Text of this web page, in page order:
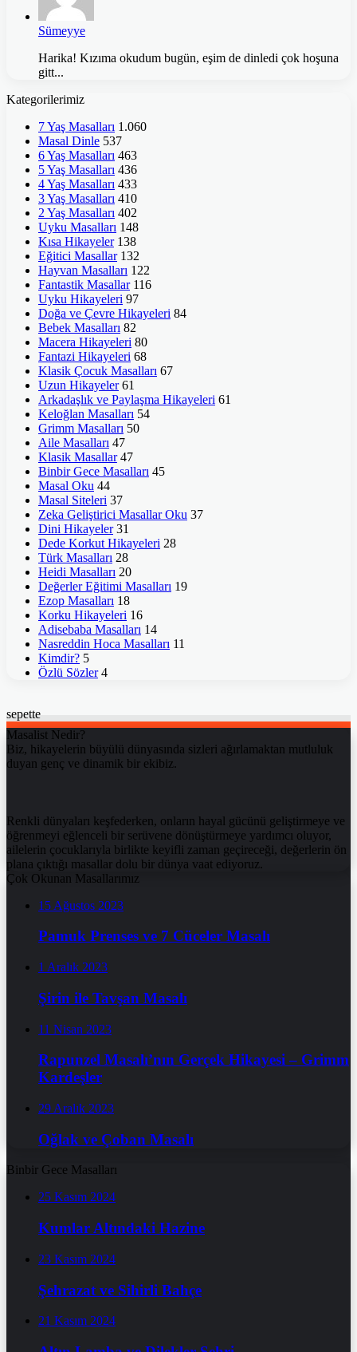
Sümeyye
Harika! Kızıma okudum bugün, eşim de dinledi çok hoşuna
gitt...
Kategorilerimiz
7 Yaş Masalları 1.060
Masal Dinle 537
6 Yaş Masalları 463
5 Yaş Masalları 436
4 Yaş Masalları 433
3 Yaş Masalları 410
2 Yaş Masalları 402
Uyku Masalları 148
Kısa Hikayeler 138
Eğitici Masallar 132
Hayvan Masalları 122
Fantastik Masallar 116
Uyku Hikayeleri 97
Doğa ve Çevre Hikayeleri 84
Bebek Masalları 82
Macera Hikayeleri 80
Fantazi Hikayeleri 68
Klasik Çocuk Masalları 67
Uzun Hikayeler 61
Arkadaşlık ve Paylaşma Hikayeleri 61
Keloğlan Masalları 54
Grimm Masalları 50
Aile Masalları 47
Klasik Masallar 47
Binbir Gece Masalları 45
Masal Oku 44
Masal Siteleri 37
Zeka Geliştirici Masallar Oku 37
Dini Hikayeler 31
Dede Korkut Hikayeleri 28
Türk Masalları 28
Heidi Masalları 20
Değerler Eğitimi Masalları 19
Ezop Masalları 18
Korku Hikayeleri 16
Adisebaba Masalları 14
Nasreddin Hoca Masalları 11
Kimdir? 5
Özlü Sözler 4
sepette
Masalist Nedir?
Biz, hikayelerin büyülü dünyasında sizleri ağırlamaktan mutluluk
duyan genç ve dinamik bir ekibiz.
Renkli dünyaları keşfederken, onların hayal gücünü geliştirmeye ve
öğrenmeyi eğlenceli bir serüvene dönüştürmeye yardımcı oluyor,
ailelerin çocuklarıyla birlikte keyifli zaman geçireceği, değerlerin ön
plana çıktığı masallar dolu bir dünya vaat ediyoruz.
Çok Okunan Masallarımız
15 Ağustos 2023
Pamuk Prenses ve 7 Cüceler Masalı
1 Aralık 2023
Şirin ile Tavşan Masalı
11 Nisan 2023
Rapunzel Masalı’nın Gerçek Hikayesi – Grimm
Kardeşler
29 Aralık 2023
Oğlak ve Çoban Masalı
Binbir Gece Masalları
25 Kasım 2024
Kumlar Altındaki Hazine
23 Kasım 2024
Şehrazat ve Sihirli Bahçe
21 Kasım 2024